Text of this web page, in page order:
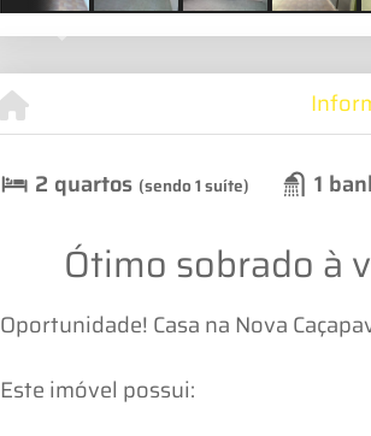
Previous
2 quartos (sendo 1 suíte) 1
Ótimo sobrado à
Oportunidade! Casa na Nova
Este imóvel possui: